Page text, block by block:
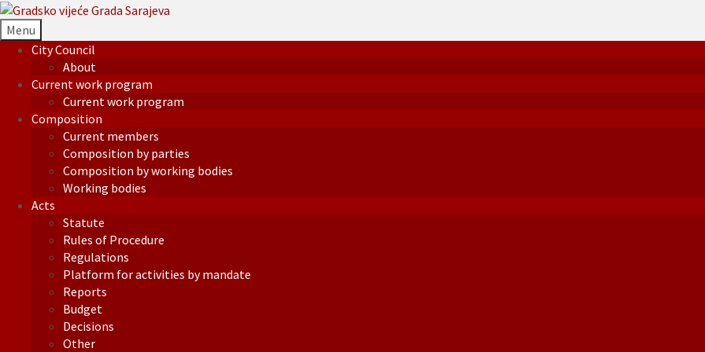
Menu
City Council
About
Current work program
Current work program
Composition
Current members
Composition by parties
Composition by working bodies
Working bodies
Acts
Statute
Rules of Procedure
Regulations
Platform for activities by mandate
Reports
Budget
Decisions
Other